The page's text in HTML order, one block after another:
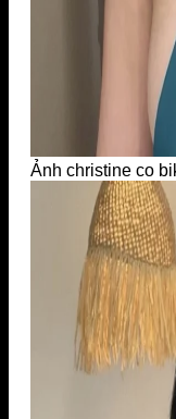
Ảnh christine co